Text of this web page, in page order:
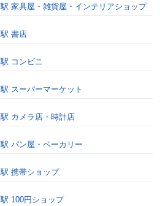
家具屋・雑貨屋・インテリアショップ
書店
コンビニ
スーパーマーケット
カメラ店・時計店
パン屋・ベーカリー
携帯ショップ
100円ショップ